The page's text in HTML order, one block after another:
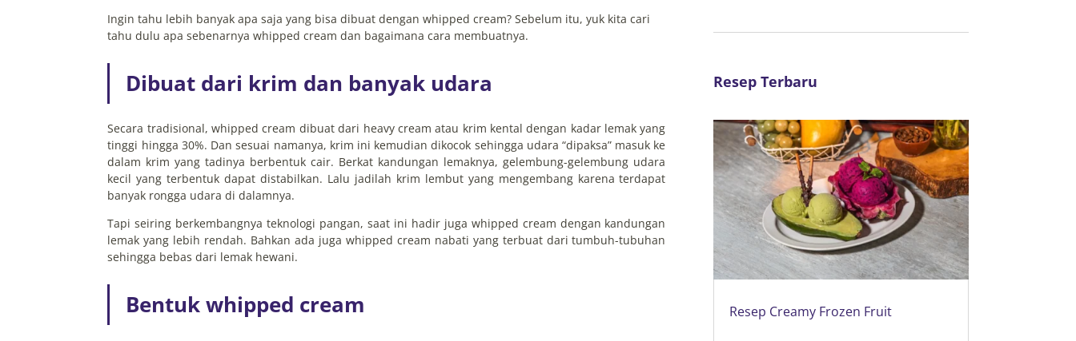
Ingin tahu lebih banyak apa saja yang bisa dibuat dengan whipped cream? Sebelum itu, yuk kita cari
tahu dulu apa sebenarnya whipped cream dan bagaimana cara membuatnya.
Dibuat dari krim dan banyak udara
Secara tradisional, whipped cream dibuat dari heavy cream atau krim kental dengan kadar lemak yang
tinggi hingga 30%. Dan sesuai namanya, krim ini kemudian dikocok sehingga udara “dipaksa” masuk ke
dalam krim yang tadinya berbentuk cair. Berkat kandungan lemaknya, gelembung-gelembung udara
kecil yang terbentuk dapat distabilkan. Lalu jadilah krim lembut yang mengembang karena terdapat
banyak rongga udara di dalamnya.
Tapi seiring berkembangnya teknologi pangan, saat ini hadir juga whipped cream dengan kandungan
lemak yang lebih rendah. Bahkan ada juga whipped cream nabati yang terbuat dari tumbuh-tubuhan
sehingga bebas dari lemak hewani.
Bentuk whipped cream
Resep Terbaru
Resep Creamy Frozen Fruit